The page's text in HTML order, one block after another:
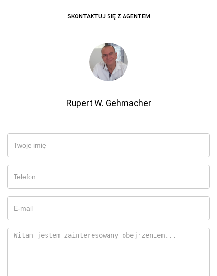
SKONTAKTUJ SIĘ Z AGENTEM
Rupert W. Gehmacher